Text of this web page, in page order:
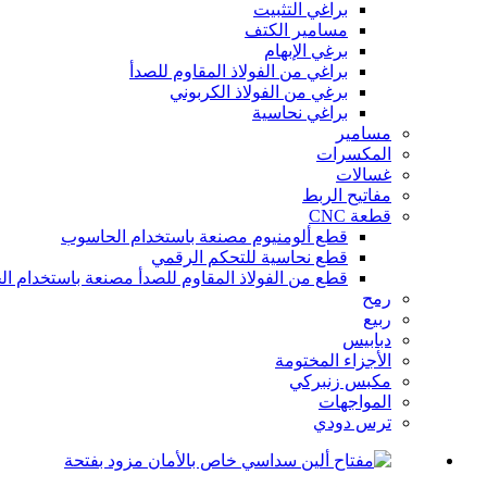
براغي التثبيت
مسامير الكتف
برغي الإبهام
براغي من الفولاذ المقاوم للصدأ
برغي من الفولاذ الكربوني
براغي نحاسية
مسامير
المكسرات
غسالات
مفاتيح الربط
قطعة CNC
قطع ألومنيوم مصنعة باستخدام الحاسوب
قطع نحاسية للتحكم الرقمي
قطع من الفولاذ المقاوم للصدأ مصنعة باستخدام
رمح
ربيع
دبابيس
الأجزاء المختومة
مكبس زنبركي
المواجهات
ترس دودي